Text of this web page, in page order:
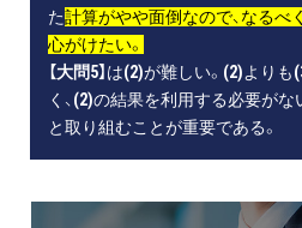
た計算がやや面倒なので、なるべ
心がけたい。
【大問5】 は(2)が難しい。 (2)よりも
く、 (2)の結果を利用する必要がな
と取り組むことが重要である。